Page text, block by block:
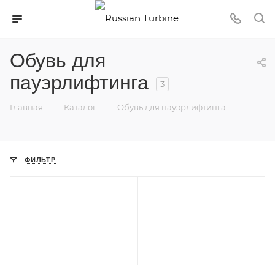
Обувь для
пауэрлифтинга
3
Главная — Каталог — Обувь для пауэрлифтинга
ФИЛЬТР